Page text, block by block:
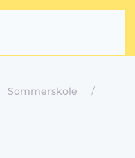
Sommerskole